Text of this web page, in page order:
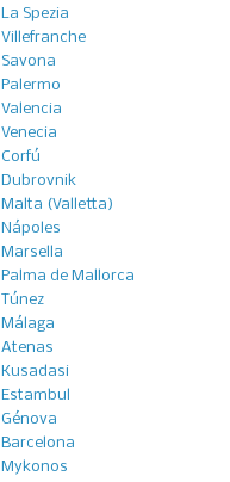
La Spezia
Villefranche
Savona
Palermo
Valencia
Venecia
Corfú
Dubrovnik
Malta (Valletta)
Nápoles
Marsella
Palma de Mallorca
Túnez
Málaga
Atenas
Kusadasi
Estambul
Génova
Barcelona
Mykonos